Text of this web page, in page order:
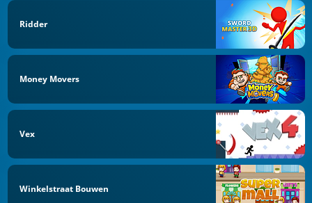
Ridder
Money Movers
Vex
Winkelstraat Bouwen